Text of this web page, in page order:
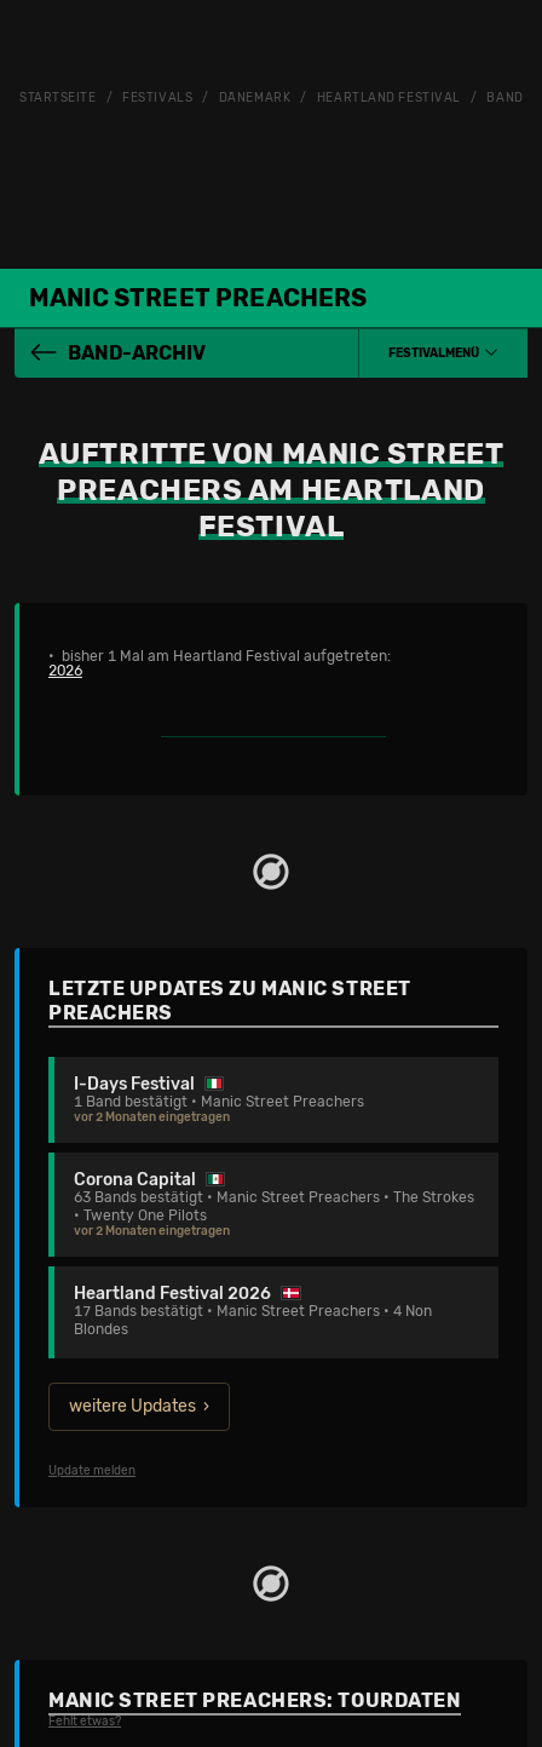
STARTSEITE FESTIVALS DÄNEMARK HEARTLAND FESTIVAL BAND-
MANIC STREET PREACHERS
BAND-ARCHIV FESTIVALMENÜ
AUFTRITTE VON MANIC STREET
PREACHERS AM HEARTLAND
FESTIVAL
• bisher 1 Mal am Heartland Festival aufgetreten:
2026
LETZTE UPDATES ZU MANIC STREET
PREACHERS
I-Days Festival
1 Band bestätigt • Manic Street Preachers
vor 2 Monaten eingetragen
Corona Capital
63 Bands bestätigt • Manic Street Preachers • The Strokes
• Twenty One Pilots
vor 2 Monaten eingetragen
Heartland Festival 2026
17 Bands bestätigt • Manic Street Preachers • 4 Non
Blondes
weitere Updates
Update melden
MANIC STREET PREACHERS: TOURDATEN
Fehlt etwas?